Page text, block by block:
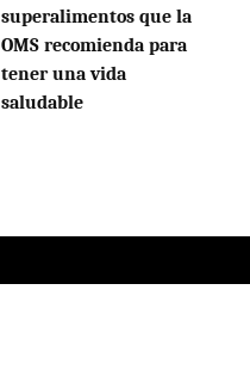
superalimentos que la
OMS recomienda para
tener una vida
saludable